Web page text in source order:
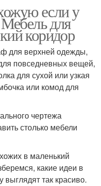
если у
для
коридор
для верхней одежды,
повседневных вещей,
для сухой или узкая
или комод для
чертежа
столько мебели
в маленький
какие идеи в
выглядят так красиво.